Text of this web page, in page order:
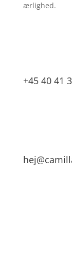
ærlighed.
+45 40 41